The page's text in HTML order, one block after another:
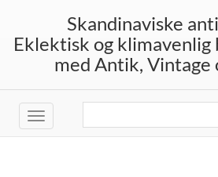
Skandinaviske
Eklektisk og
med Antik, Vintage
Toggle
navigation